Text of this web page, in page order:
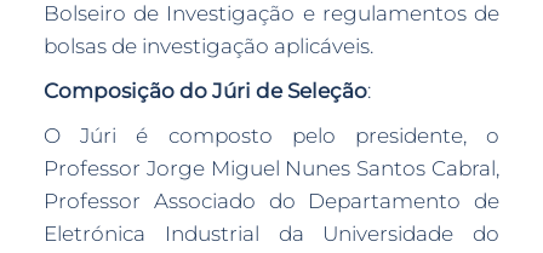
Bolseiro de Investigação e regulamentos de
bolsas de investigação aplicáveis.
Composição do Júri de Seleção:
O Júri é composto pelo presidente, o
Professor Jorge Miguel Nunes Santos Cabral,
Professor Associado do Departamento de
Eletrónica Industrial da Universidade do